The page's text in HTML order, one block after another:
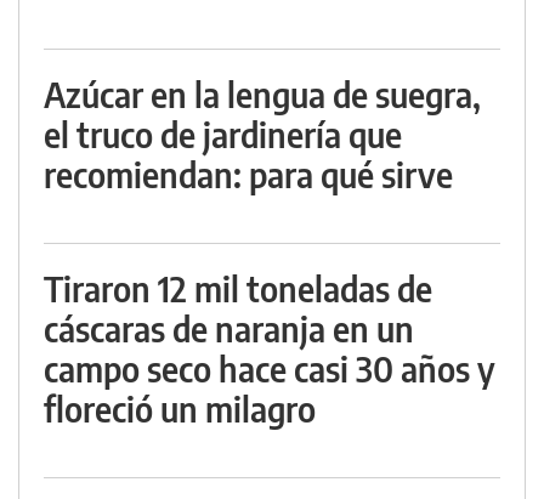
Azúcar en la lengua de suegra,
el truco de jardinería que
recomiendan: para qué sirve
Tiraron 12 mil toneladas de
cáscaras de naranja en un
campo seco hace casi 30 años y
floreció un milagro